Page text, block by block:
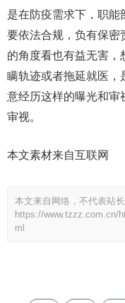
是在防疫需求下，职能
要依法合规，负有保密
的角度看也有益无害，
瞒轨迹或者拖延就医，
意经历这样的曝光和审
审视。
本文素材来自互联网
本文来自网络，不代表站
https://www.tzzz.com.cn/
ml